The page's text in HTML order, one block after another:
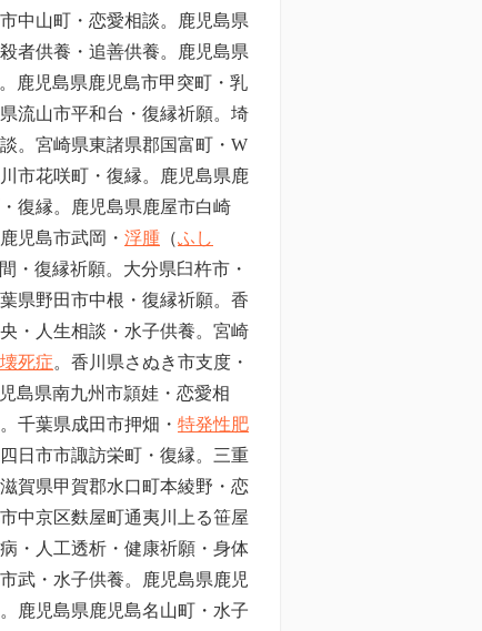
中山町・恋愛相談。鹿児島県
者供養・追善供養。鹿児島県
鹿児島県鹿児島市甲突町・乳
流山市平和台・復縁祈願。埼
。宮崎県東諸県郡国富町・W
市花咲町・復縁。鹿児島県鹿
復縁。鹿児島県鹿屋市白崎
児島市武岡・ 浮腫 （ふし
・復縁祈願。大分県臼杵市・
県野田市中根 ・復縁祈願。香
・人生相談・水子供養。宮崎
死症。香川県さぬき市支度・
島県南九州市頴娃・恋愛相
千葉県成田市押畑 ・ 特発性肥
日市市諏訪栄町・復縁。三重
賀県甲賀郡水口町本綾野・恋
中京区麩屋町通夷川上る笹屋
・人工透析・健康祈願・身体
武・水子供養。鹿児島県鹿児
鹿児島県鹿児島名山町・水子